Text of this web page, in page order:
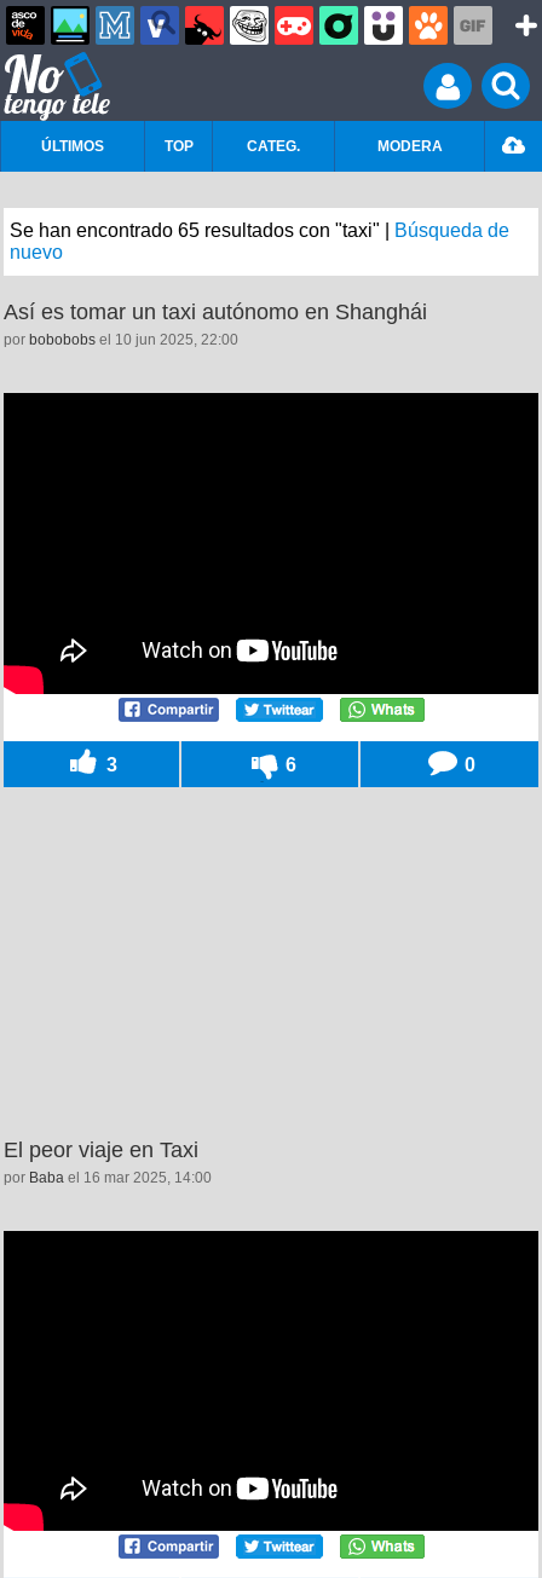
ÚLTIMOS TOP CATEG. MODERA
Se han encontrado 65 resultados con "taxi" |
Búsqueda de
nuevo
Así es tomar un taxi autónomo en Shanghái
por bobobobs el 10 jun 2025, 22:00
3 6 0
El peor viaje en Taxi
por Baba el 16 mar 2025, 14:00